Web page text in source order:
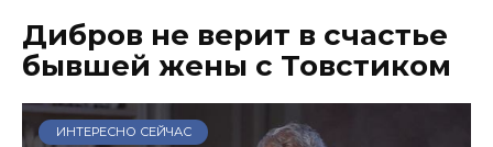
Дибров не верит в счастье
бывшей жены с Товстиком
ИНТЕРЕСНО СЕЙЧАС